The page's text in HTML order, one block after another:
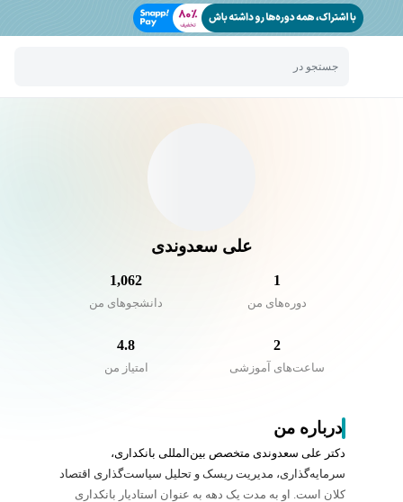
جستجو در
علی سعدوندی
1
دوره‌های من
1,062
دانشجو‌های من
2
ساعت‌های آموزشی
4.8
امتیاز من
درباره من
دکتر علی سعدوندی متخصص بین‌المللی بانکداری،
سرمایه‌گذاری، مدیریت ریسک و تحلیل سیاست‌گذاری اقتصاد
کلان است. او به مدت یک‌ دهه به عنوان استادیار بانکداری